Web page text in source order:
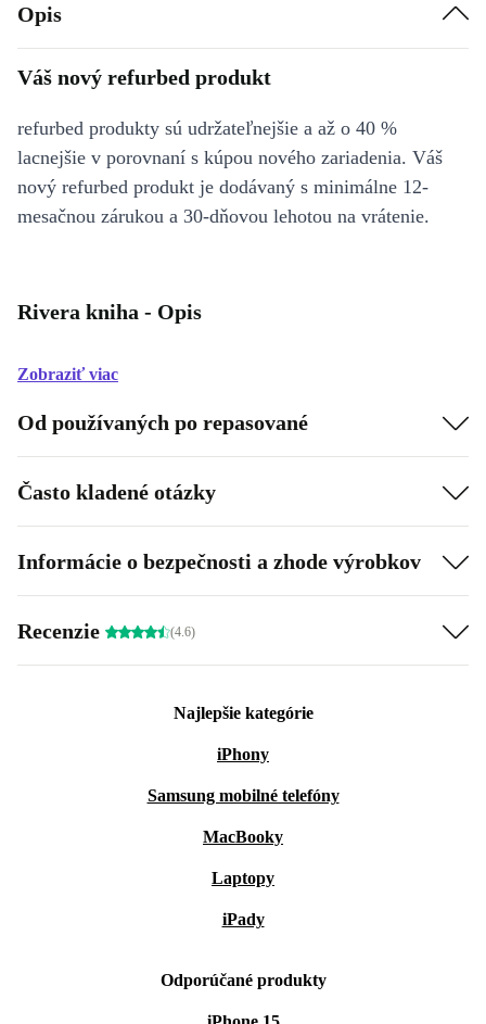
Opis
Váš nový refurbed produkt
refurbed produkty sú udržateľnejšie a až o 40 %
lacnejšie v porovnaní s kúpou nového zariadenia. Váš
nový refurbed produkt je dodávaný s minimálne 12-
mesačnou zárukou a 30-dňovou lehotou na vrátenie.
Rivera kniha - Opis
Zobraziť viac
Od používaných po repasované
Často kladené otázky
Informácie o bezpečnosti a zhode výrobkov
Recenzie (4.6)
Najlepšie kategórie
iPhony
Samsung mobilné telefóny
MacBooky
Laptopy
iPady
Odporúčané produkty